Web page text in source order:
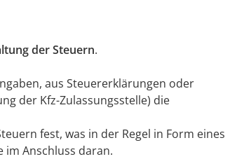
der Steuern.
aus Steuererklärungen oder
der Kfz-Zulassungsstelle) die
fest, was in der Regel in Form eines
im Anschluss daran.